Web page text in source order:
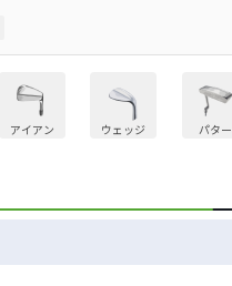
アイアン ウェッジ パター